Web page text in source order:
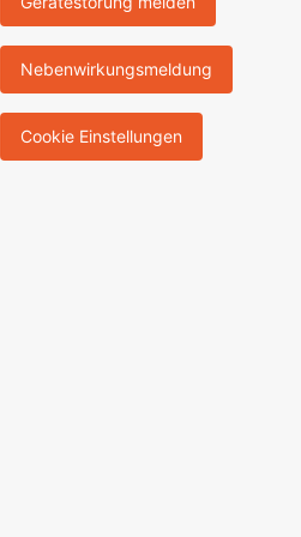
Nebenwirkungsmeldung
Cookie Einstellungen